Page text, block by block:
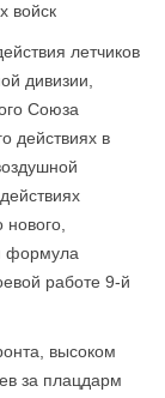
войск
летчиков
дивизии,
Союза
действиях в
формула
работе 9-й
высоком
за плацдарм